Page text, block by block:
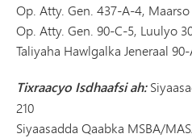
Op. Atty. Gen. 437-A-4, Maarso
Op. Atty. Gen. 90-C-5, Luulyo
Taliyaha Hawlgalka Jeneraal
Tixraacyo Isdhaafsi ah:
210
Siyaasadda Qaabka MSBA/